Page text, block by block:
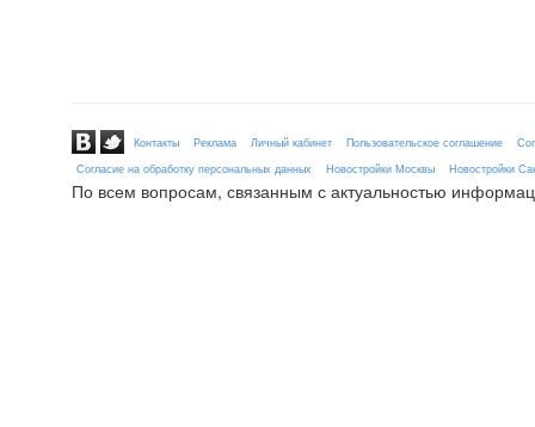
Контакты Реклама Личный кабинет Пользовательское соглашение
Согласие на обработку персональных данных
Новостройки Москвы Новостройки
По всем вопросам, связанным с актуальностью